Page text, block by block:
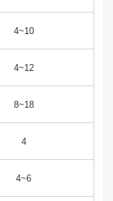
4~10
4~12
8~18
4
4~6